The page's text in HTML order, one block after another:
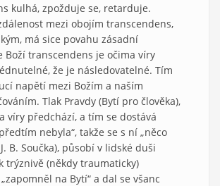
kulhá, zpožduje se, retarduje.
mezi obojím transcendens,
má sice povahu zásadní
Boží transcendens je očima víry
že je následovatelné. Tím
napětí mezi Božím a naším
Tlak Pravdy (Bytí pro člověka),
víry předchází, a tím se dostává
nebyla“, takže se s ní „něco
B. Součka), působí v lidské duši
trýznivě (někdy traumaticky)
na Bytí“ a dal se všanc